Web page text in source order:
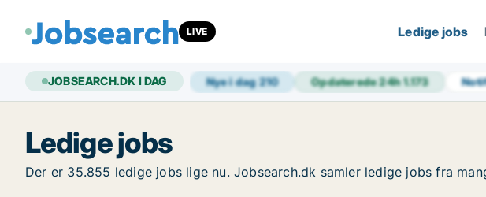
LIVE Ledige jobs
JOBSEARCH.DK I DAG Nye i dag210 Opdaterede 24h1.173
Ledige jobs
Der er 35.855 ledige jobs lige nu. Jobsearch.dk samler ledige jobs fra